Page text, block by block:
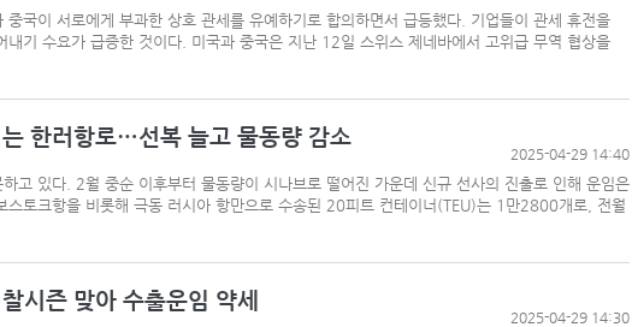
중국이 서로에게 부과한 상호 관세를 유예하기로 합의하면서 급등했다. 기업들이 관세 휴전을
내기 수요가 급증한 것이다. 미국과 중국은 지난 12일 스위스 제네바에서 고위급 무역 협상을
한러항로…선복 늘고 물동량 감소
2025-04-29 14:40
고 있다. 2월 중순 이후부터 물동량이 시나브로 떨어진 가운데 신규 선사의 진출로 인해 운임은
스토크항을 비롯해 극동 러시아 항만으로 수송된 20피트 컨테이너(TEU)는 1만2800개로, 전월
시즌 맞아 수출운임 약세
2025-04-29 14:30
컨운임지수 4주만에 반등…美·중동 두자릿수↑
프랑스 CMA CGM, 2분기 순이익 1.1조…48%↑
페덱스, 광저우-시드니 직항 화물노선 개설